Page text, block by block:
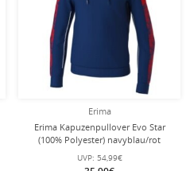
Erima
Erima Kapuzenpullover Evo Star
(100% Polyester) navyblau/rot
Kinder
UVP: 54,99€